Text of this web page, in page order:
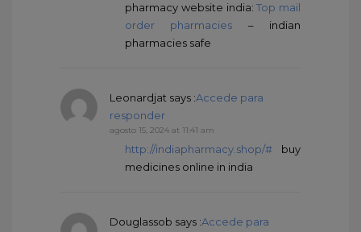
pharmacy website india:Top mail
order pharmacies – indian
pharmacies safe
Leonardjat says :Accede para
responder
agosto 15, 2024 at 11:41 am
http://indiapharmacy.shop/# buy
medicines online in india
Douglassob says :Accede para